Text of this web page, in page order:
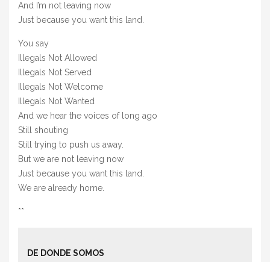
And I’m not leaving now
Just because you want this land.
You say
Illegals Not Allowed
Illegals Not Served
Illegals Not Welcome
Illegals Not Wanted
And we hear the voices of long ago
Still shouting
Still trying to push us away.
But we are not leaving now
Just because you want this land.
We are already home.
**
DE DONDE SOMOS